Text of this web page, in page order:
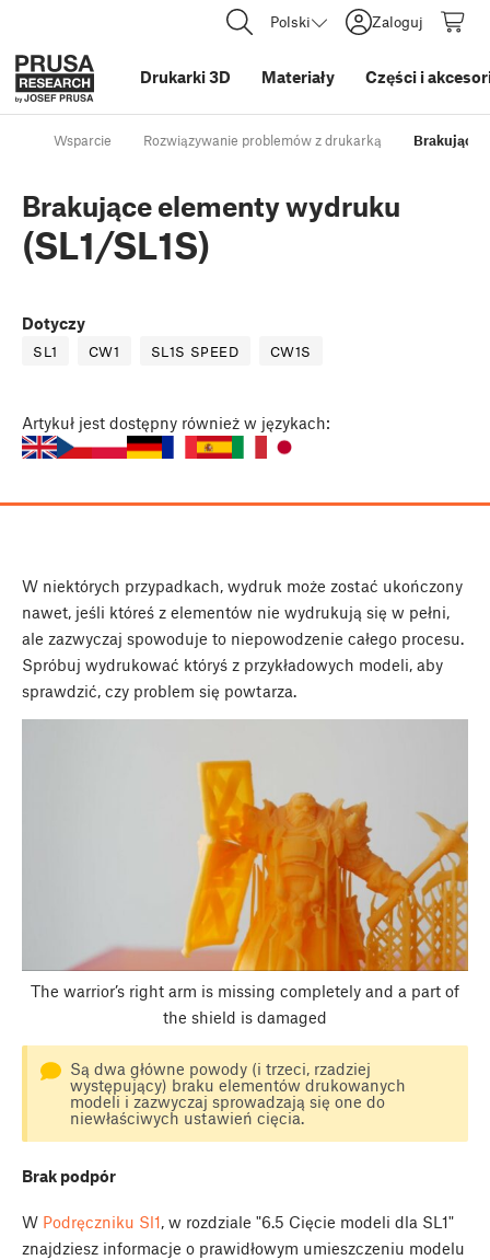
Polski Zaloguj
Drukarki 3D Materiały Części i
Wsparcie Rozwiązywanie problemów z drukarką Brakujące
Brakujące elementy wydruku
(SL1/SL1S)
Dotyczy
SL1 CW1 SL1S SPEED CW1S
Artykuł jest dostępny również w językach:
W niektórych przypadkach, wydruk może zostać ukończony
nawet, jeśli któreś z elementów nie wydrukują się w pełni,
ale zazwyczaj spowoduje to niepowodzenie całego procesu.
Spróbuj wydrukować któryś z przykładowych modeli, aby
sprawdzić, czy problem się powtarza.
The warrior’s right arm is missing completely and a part of
the shield is damaged
Są dwa główne powody (i trzeci, rzadziej
występujący) braku elementów drukowanych
modeli i zazwyczaj sprowadzają się one do
niewłaściwych ustawień cięcia.
Brak podpór
W Podręczniku Sl1, w rozdziale "6.5 Cięcie modeli dla SL1"
znajdziesz informacje o prawidłowym umieszczeniu modelu